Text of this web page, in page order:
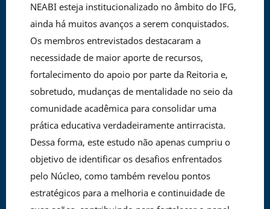
NEABI esteja institucionalizado no âmbito do IFG,
ainda há muitos avanços a serem conquistados.
Os membros entrevistados destacaram a
necessidade de maior aporte de recursos,
fortalecimento do apoio por parte da Reitoria e,
sobretudo, mudanças de mentalidade no seio da
comunidade acadêmica para consolidar uma
prática educativa verdadeiramente antirracista.
Dessa forma, este estudo não apenas cumpriu o
objetivo de identificar os desafios enfrentados
pelo Núcleo, como também revelou pontos
estratégicos para a melhoria e continuidade de